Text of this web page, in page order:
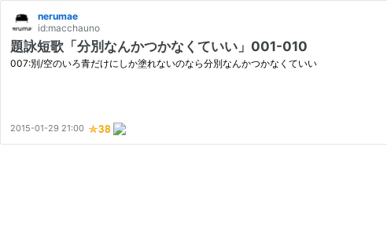
nerumae
id:macchauno
題詠短歌「分別なんかつかなくていい」001-010
007:別/空のいろ青だけにしか塗れないのなら分別なんかつかなくていい
2015-01-29 21:00